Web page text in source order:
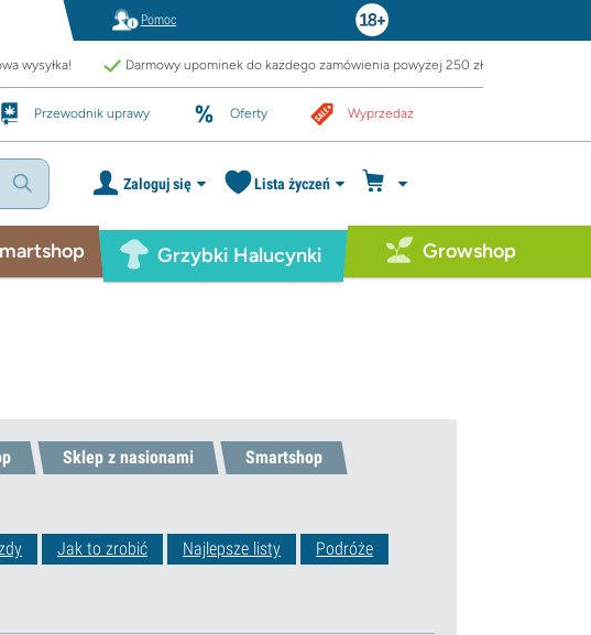
Pomoc
wysyłka! Darmowy upominek do każdego zamówienia powyżej 250 zł
Przewodnik uprawy Oferty Wyprzedaż
Zaloguj się Lista życzeń
Grzybki Halucynki Growshop
Sklep z nasionami Smartshop
Jak to zrobić Najlepsze listy
Podróże